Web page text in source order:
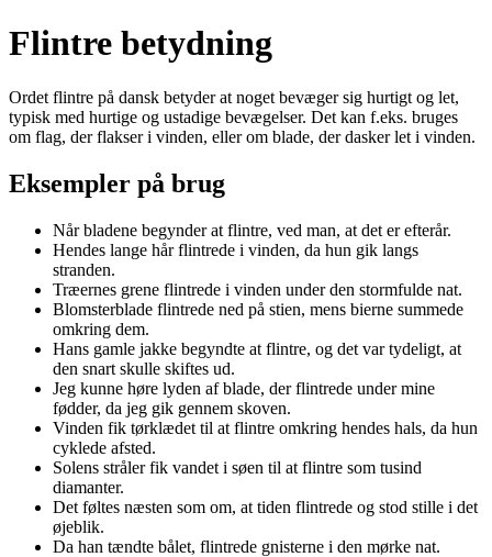
Flintre betydning
Ordet flintre på dansk betyder at noget bevæger sig hurtigt og let,
typisk med hurtige og ustadige bevægelser. Det kan f.eks. bruges
om flag, der flakser i vinden, eller om blade, der dasker let i vinden.
Eksempler på brug
Når bladene begynder at flintre, ved man, at det er efterår.
Hendes lange hår flintrede i vinden, da hun gik langs
stranden.
Træernes grene flintrede i vinden under den stormfulde nat.
Blomsterblade flintrede ned på stien, mens bierne summede
omkring dem.
Hans gamle jakke begyndte at flintre, og det var tydeligt, at
den snart skulle skiftes ud.
Jeg kunne høre lyden af blade, der flintrede under mine
fødder, da jeg gik gennem skoven.
Vinden fik tørklædet til at flintre omkring hendes hals, da hun
cyklede afsted.
Solens stråler fik vandet i søen til at flintre som tusind
diamanter.
Det føltes næsten som om, at tiden flintrede og stod stille i det
øjeblik.
Da han tændte bålet, flintrede gnisterne i den mørke nat.